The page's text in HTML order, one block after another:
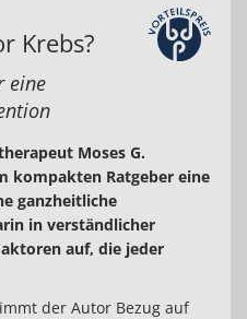
Krebs?
eine
Moses G.
kompakten Ratgeber eine
ganzheitliche
in verständlicher
auf, die jeder
der Autor Bezug auf